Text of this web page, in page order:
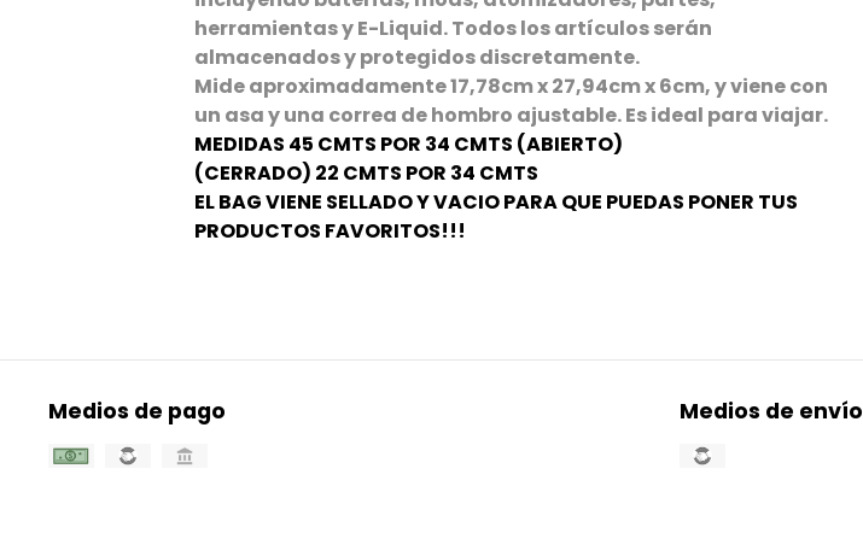
herramientas y E-Liquid. Todos los artículos serán
almacenados y protegidos discretamente.
Mide aproximadamente 17,78cm x 27,94cm x 6cm, y viene con
un asa y una correa de hombro ajustable. Es ideal para viajar.
MEDIDAS 45 CMTS POR 34 CMTS (ABIERTO)
(CERRADO) 22 CMTS POR 34 CMTS
EL BAG VIENE SELLADO Y VACIO PARA QUE PUEDAS PONER TUS
PRODUCTOS FAVORITOS!!!
Medios de pago Medios de envío